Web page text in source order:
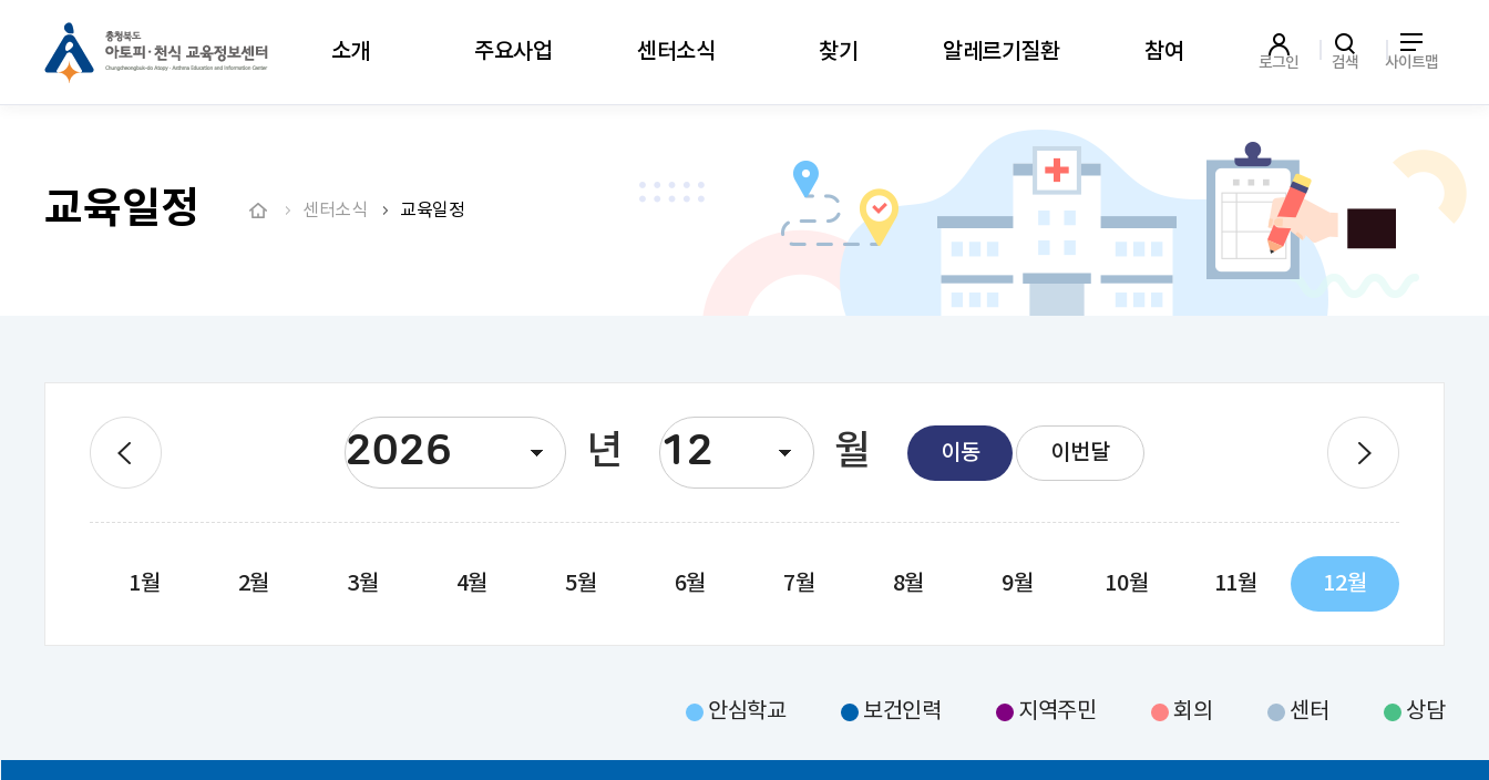
소개 주요사업 센터소식 찾기 알레르기질환 참여 로그인 검색 사이트맵
교육일정 센터소식 교육일정
년 월 이동 이번달
1월 2월 3월 4월 5월 6월 7월 8월 9월 10월 11월 12월
안심학교 보건인력 지역주민 회의 센터 상담